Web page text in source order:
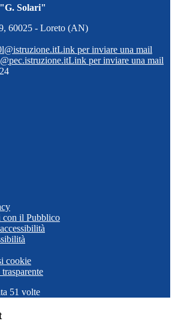
Solari"
60025 - Loreto (AN)
Link per inviare una mail
Link per inviare una mail
il Pubblico
cookie
51 volte